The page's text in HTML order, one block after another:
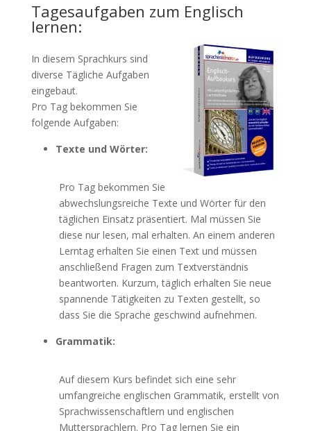
Tagesaufgaben zum Englisch
lernen:
In diesem Sprachkurs sind
diverse Tägliche Aufgaben
eingebaut.
Pro Tag bekommen Sie
folgende Aufgaben:
Texte und Wörter:
Pro Tag bekommen Sie
abwechslungsreiche Texte und Wörter für den
täglichen Einsatz präsentiert. Mal müssen Sie
diese nur lesen, mal erhalten. An einem anderen
Lerntag erhalten Sie einen Text und müssen
anschließend Fragen zum Textverständnis
beantworten. Kurzum, täglich erhalten Sie neue
spannende Tätigkeiten zu Texten gestellt, so
dass Sie die Sprache geschwind aufnehmen.
Grammatik:
Auf diesem Kurs befindet sich eine sehr
umfangreiche englischen Grammatik, erstellt von
Sprachwissenschaftlern und englischen
Muttersprachlern. Pro Tag lernen Sie ein